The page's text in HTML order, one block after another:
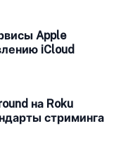
Apple
iCloud
на Roku
стриминга